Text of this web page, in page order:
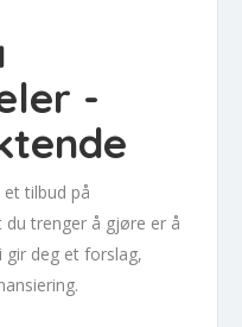
-
tilbud på
du trenger å gjøre er å
gir deg et forslag,